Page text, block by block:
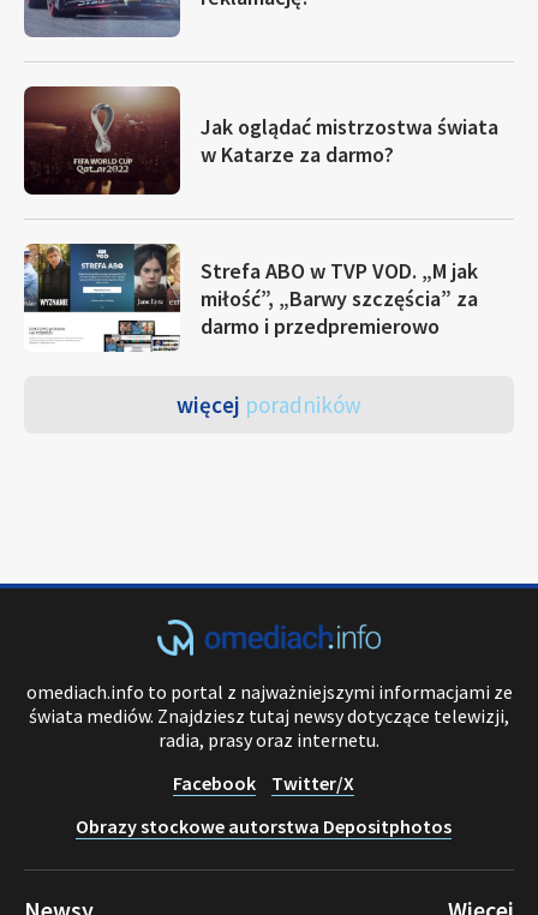
Jak oglądać mistrzostwa świata
w Katarze za darmo?
Strefa ABO w TVP VOD. „M jak
miłość”, „Barwy szczęścia” za
darmo i przedpremierowo
więcej poradników
omediach.info to portal z najważniejszymi informacjami ze
świata mediów. Znajdziesz tutaj newsy dotyczące telewizji,
radia, prasy oraz internetu.
Facebook
Twitter/X
Obrazy stockowe autorstwa Depositphotos